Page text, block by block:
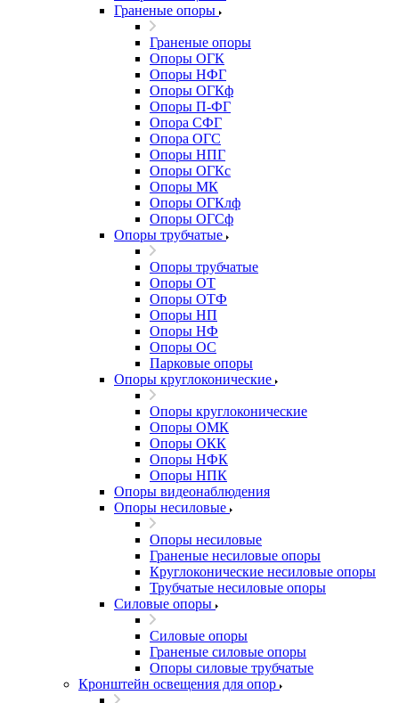
Граненые опоры
Граненые опоры
Опоры ОГК
Опоры НФГ
Опоры ОГКф
Опоры П-ФГ
Опора СФГ
Опора ОГС
Опоры НПГ
Опоры ОГКс
Опоры МК
Опоры ОГКлф
Опоры ОГСф
Опоры трубчатые
Опоры трубчатые
Опоры ОТ
Опоры ОТФ
Опоры НП
Опоры НФ
Опоры ОС
Парковые опоры
Опоры круглоконические
Опоры круглоконические
Опоры ОМК
Опоры ОКК
Опоры НФК
Опоры НПК
Опоры видеонаблюдения
Опоры несиловые
Опоры несиловые
Граненые несиловые опоры
Круглоконические несиловые опоры
Трубчатые несиловые опоры
Силовые опоры
Силовые опоры
Граненые силовые опоры
Опоры силовые трубчатые
Кронштейн освещения для опор